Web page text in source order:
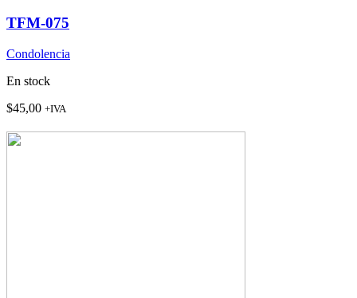
TFM-075
Condolencia
En stock
$45,00 +IVA